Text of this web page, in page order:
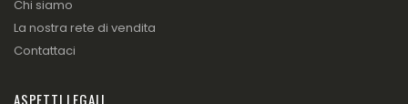
Chi siamo
La nostra rete di vendita
Contattaci
ASPETTI LEGALI